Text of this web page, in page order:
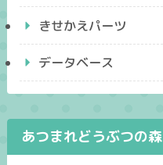
きせかえパーツ
データベース
あつまれどうぶつの森